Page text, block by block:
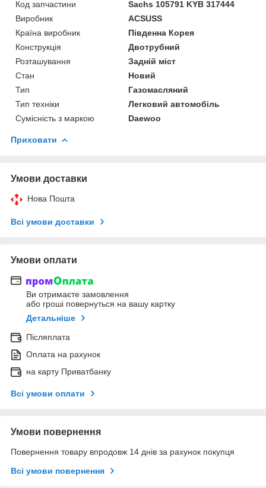
Код запчастини
Sachs 105791 KYB 317444
Виробник
ACSUSS
Країна виробник
Південна Корея
Конструкція
Двотрубний
Розташування
Задній міст
Стан
Новий
Тип
Газомасляний
Тип техніки
Легковий автомобіль
Сумісність з маркою
Daewoo
Приховати
Умови доставки
Нова Пошта
Всі умови доставки
Умови оплати
Ви отримаєте замовлення
або гроші повернуться на вашу картку
Детальніше
Післяплата
Оплата на рахунок
на карту Приватбанку
Всі умови оплати
Умови повернення
Повернення товару впродовж 14 днів за рахунок покупця
Всі умови повернення